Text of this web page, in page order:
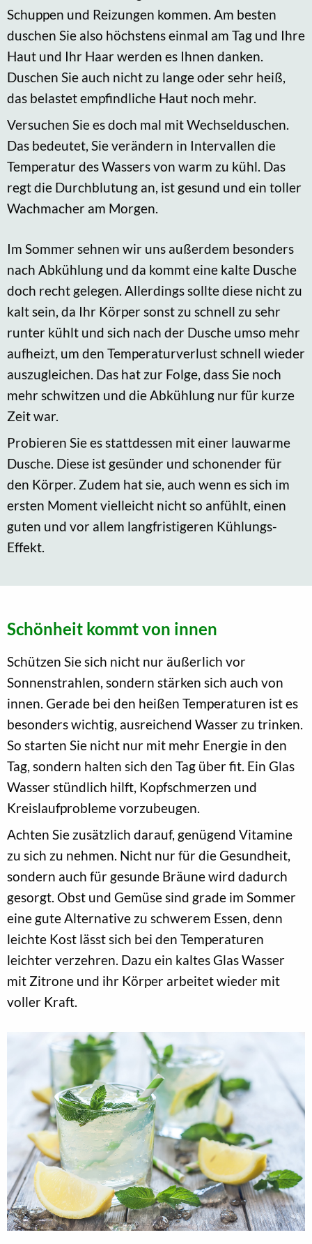
Schuppen und Reizungen kommen. Am besten
duschen Sie also höchstens einmal am Tag und Ihre
Haut und Ihr Haar werden es Ihnen danken.
Duschen Sie auch nicht zu lange oder sehr heiß,
das belastet empfindliche Haut noch mehr.
Versuchen Sie es doch mal mit Wechselduschen.
Das bedeutet, Sie verändern in Intervallen die
Temperatur des Wassers von warm zu kühl. Das
regt die Durchblutung an, ist gesund und ein toller
Wachmacher am Morgen.
Im Sommer sehnen wir uns außerdem besonders
nach Abkühlung und da kommt eine kalte Dusche
doch recht gelegen. Allerdings sollte diese nicht zu
kalt sein, da Ihr Körper sonst zu schnell zu sehr
runter kühlt und sich nach der Dusche umso mehr
aufheizt, um den Temperaturverlust schnell wieder
auszugleichen. Das hat zur Folge, dass Sie noch
mehr schwitzen und die Abkühlung nur für kurze
Zeit war.
Probieren Sie es stattdessen mit einer lauwarme
Dusche. Diese ist gesünder und schonender für
den Körper. Zudem hat sie, auch wenn es sich im
ersten Moment vielleicht nicht so anfühlt, einen
guten und vor allem langfristigeren Kühlungs-
Effekt.
Schönheit kommt von innen
Schützen Sie sich nicht nur äußerlich vor
Sonnenstrahlen, sondern stärken sich auch von
innen. Gerade bei den heißen Temperaturen ist es
besonders wichtig, ausreichend Wasser zu trinken.
So starten Sie nicht nur mit mehr Energie in den
Tag, sondern halten sich den Tag über fit. Ein Glas
Wasser stündlich hilft, Kopfschmerzen und
Kreislaufprobleme vorzubeugen.
Achten Sie zusätzlich darauf, genügend Vitamine
zu sich zu nehmen. Nicht nur für die Gesundheit,
sondern auch für gesunde Bräune wird dadurch
gesorgt. Obst und Gemüse sind grade im Sommer
eine gute Alternative zu schwerem Essen, denn
leichte Kost lässt sich bei den Temperaturen
leichter verzehren. Dazu ein kaltes Glas Wasser
mit Zitrone und ihr Körper arbeitet wieder mit
voller Kraft.